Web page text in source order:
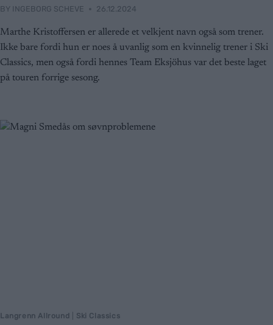
BY INGEBORG SCHEVE 26.12.2024
Marthe Kristoffersen er allerede et velkjent navn også som trener.
Ikke bare fordi hun er noes å uvanlig som en kvinnelig trener i Ski
Classics, men også fordi hennes Team Eksjöhus var det beste laget
på touren forrige sesong.
Langrenn Allround Ski Classics